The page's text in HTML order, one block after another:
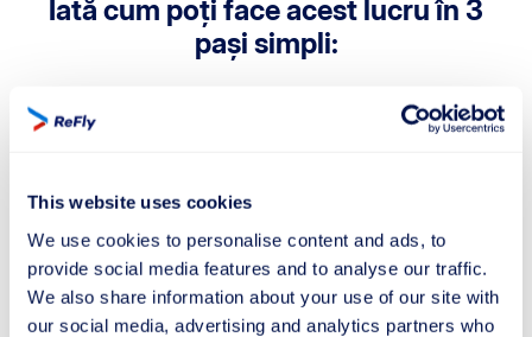
This website uses cookies
We use cookies to personalise content and ads, to
provide social media features and to analyse our traffic.
We also share information about your use of our site with
our social media, advertising and analytics partners who
Iată cum poți face acest lucru în 3
pași simpli:
Trimite cererea de compensație
Îți ia doar 1 minut pentru a descoperi suma
compensației tale.